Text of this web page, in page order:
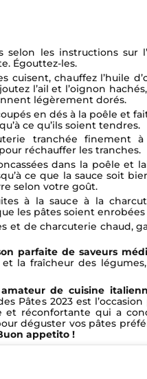
selon les instructions sur
Égouttez-les.
cuisent, chauffez l’huile
l’ail et l’oignon
légèrement dorés.
en dés à la poêle et
ce qu’ils soient tendres.
tranchée finement
réchauffer les tranches.
dans la poêle et
ce que la sauce soit
selon votre goût.
à la sauce à la
les pâtes soient enrobées
et de charcuterie chaud,
parfaite de saveurs
la fraîcheur des
amateur de cuisine
Pâtes 2023 est
et réconfortante qui a
déguster vos pâtes
appetito !